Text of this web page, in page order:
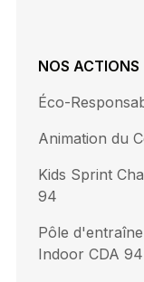
NOS ACTIONS
Éco-
Animation du
Kids Sprint
94
Pôle
Indoor CDA 94